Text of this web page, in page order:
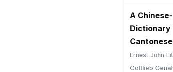
A
Dictionary
Ernest John
Gottlieb